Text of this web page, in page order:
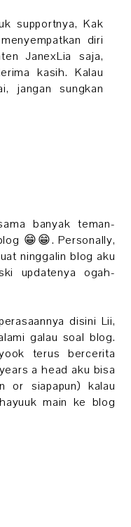
supportnya, Kak
diri
JanexLia saja,
kasih. Kalau
jangan sungkan
banyak teman-
😁😁. Personally,
ninggalin blog aku
updatenya ogah-
disini Lii,
galau soal blog.
terus bercerita
a head aku bisa
or siapapun) kalau
main ke blog